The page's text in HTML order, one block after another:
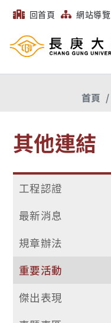
回首頁 網站導覽
首頁
其他連結
工程認證
最新消息
規章辦法
重要活動
傑出表現